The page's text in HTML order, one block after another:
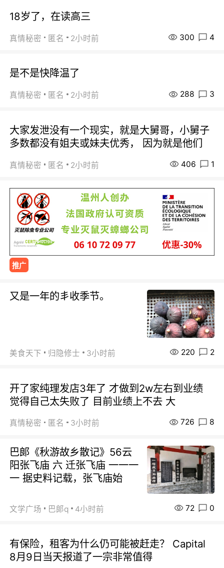
18岁了，在读高三
真情秘密 匿名 2小时前 300 4
是不是快降温了
真情秘密 匿名 2小时前 288 3
大家发泄没有一个现实，就是大舅哥，小舅子
多数都没有姐夫或妹夫优秀， 因为就是他们
真情秘密 匿名 2小时前 406 1
推广
又是一年的丯收季节。
美食天下 归隐修士 3小时前 220 2
开了家纯理发店3年了 才做到2w左右到业绩
觉得自己太失败了 目前业绩上不去 大
真情秘密 匿名 3小时前 726 8
巴郞《秋游故乡散记》56云
阳张飞庙 六 迁张飞庙 一一一
一 据史料记载，张飞庙始
文学广场 巴郞q 4小时前 72 0
有保险，租客为什么仍可能被赶走？ Capital
8月9日当天报道了一宗非常值得